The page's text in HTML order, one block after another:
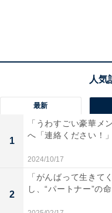
最新
1
「うわすごい豪華メ
へ「連絡ください！
2024/10/17
2
「がんばって生きて
し、“パートナー”の